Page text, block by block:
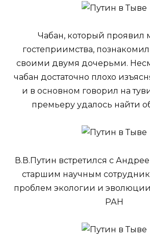
Чабан, который проявил
гостеприимства,
своими двумя дочерьми.
чабан достаточно плохо
и в основном говорил на
премьеру удалось найти
В.В.Путин встретился с
старшим научным
проблем экологии и
РАН